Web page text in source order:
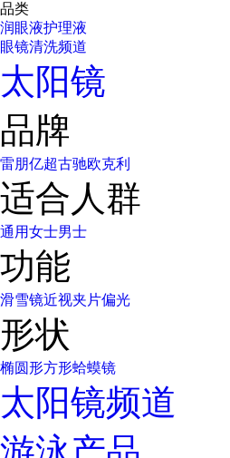
品类
润眼液护理液
眼镜清洗频道
太阳镜
品牌
雷朋亿超古驰欧克利
适合人群
通用女士男士
功能
滑雪镜近视夹片偏光
形状
椭圆形方形蛤蟆镜
太阳镜频道